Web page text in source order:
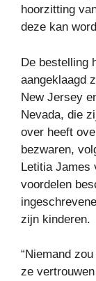
hoorzitting
deze kan
De bestelling
aangeklaagd
New Jersey
Nevada, die
over heeft
bezwaren,
Letitia James
voordelen
zijn kinderen.
“Niemand
ze